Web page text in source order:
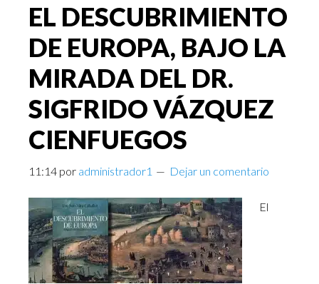
EL DESCUBRIMIENTO
DE EUROPA, BAJO LA
MIRADA DEL DR.
SIGFRIDO VÁZQUEZ
CIENFUEGOS
11:14 por administrador1 Dejar un comentario
El